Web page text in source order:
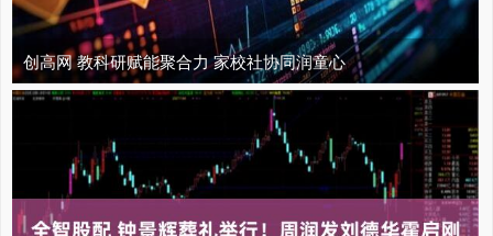
创高网 教科研赋能聚合力 家校社协同润童心